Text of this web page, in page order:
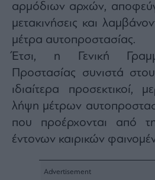
αρμόδιων αρχών,
μετακινήσεις και
μέτρα αυτοπροστασίας.
Έτσι, η Γενική
Προστασίας συνιστά
ιδιαίτερα προσεκτικοί,
λήψη μέτρων
που προέρχονται από
έντονων καιρικών